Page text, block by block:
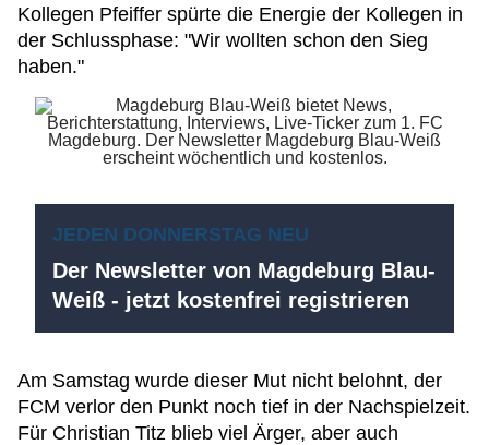
Kollegen Pfeiffer spürte die Energie der Kollegen in
der Schlussphase: "Wir wollten schon den Sieg
haben."
JEDEN DONNERSTAG NEU
Der Newsletter von Magdeburg Blau-
Weiß - jetzt kostenfrei registrieren
Am Samstag wurde dieser Mut nicht belohnt, der
FCM verlor den Punkt noch tief in der Nachspielzeit.
Für Christian Titz blieb viel Ärger, aber auch